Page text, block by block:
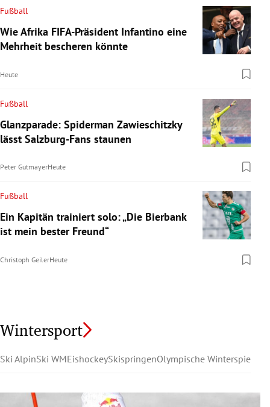
Fußball
Wie Afrika FIFA-Präsident Infantino eine
Mehrheit bescheren könnte
Heute
Fußball
Glanzparade: Spiderman Zawieschitzky
lässt Salzburg-Fans staunen
Peter GutmayerHeute
Fußball
Ein Kapitän trainiert solo: „Die Bierbank
ist mein bester Freund“
Christoph GeilerHeute
Wintersport
Ski AlpinSki WMEishockeySkispringenOlympische Winterspiele